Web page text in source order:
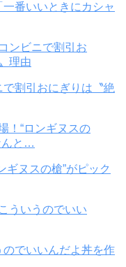
番いいときにカシャ
割引おにぎりは〝絶
ギヌスの槍”がピック
でいいんだよ丼を作